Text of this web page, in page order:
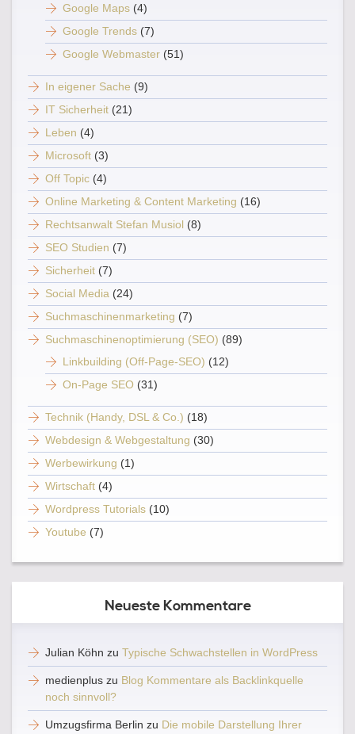
Google Maps (4)
Google Trends (7)
Google Webmaster (51)
In eigener Sache (9)
IT Sicherheit (21)
Leben (4)
Microsoft (3)
Off Topic (4)
Online Marketing & Content Marketing (16)
Rechtsanwalt Stefan Musiol (8)
SEO Studien (7)
Sicherheit (7)
Social Media (24)
Suchmaschinenmarketing (7)
Suchmaschinenoptimierung (SEO) (89)
Linkbuilding (Off-Page-SEO) (12)
On-Page SEO (31)
Technik (Handy, DSL & Co.) (18)
Webdesign & Webgestaltung (30)
Werbewirkung (1)
Wirtschaft (4)
Wordpress Tutorials (10)
Youtube (7)
Neueste Kommentare
Julian Köhn zu Typische Schwachstellen in WordPress
medienplus zu Blog Kommentare als Backlinkquelle
noch sinnvoll?
Umzugsfirma Berlin zu Die mobile Darstellung Ihrer